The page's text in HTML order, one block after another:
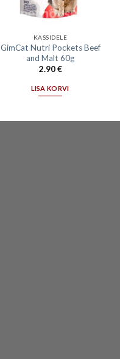
KASSIDELE
GimCat Nutri Pockets Beef
and Malt 60g
2.90€
LISA KORVI